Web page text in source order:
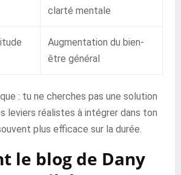
clarté mentale
Augmentation du bien-
être général
: tu ne cherches pas une solution
leviers réalistes à intégrer dans ton
plus efficace sur la durée.
le blog de Dany